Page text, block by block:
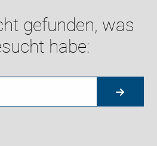
gefunden, was
habe: